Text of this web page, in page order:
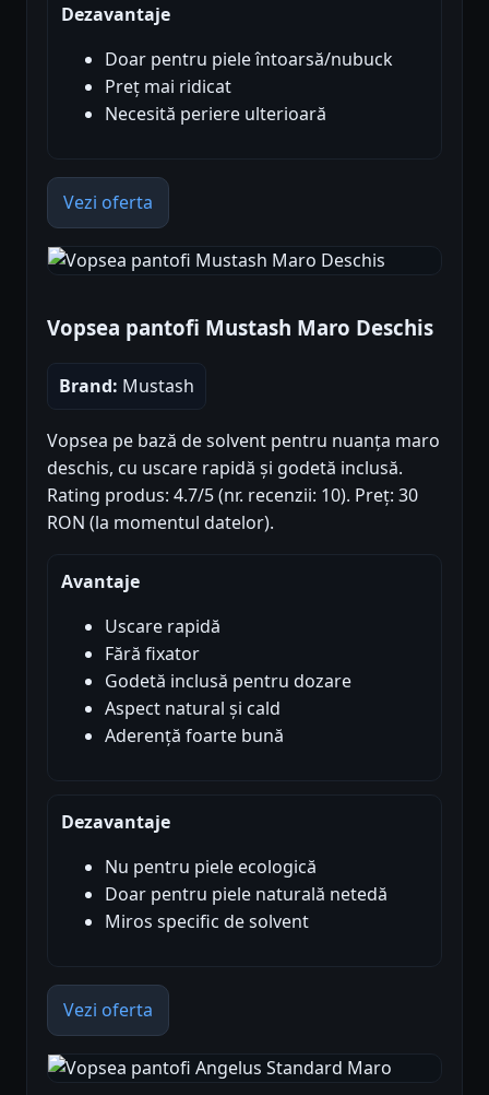
Dezavantaje
Doar pentru piele întoarsă/nubuck
Preț mai ridicat
Necesită periere ulterioară
Vezi oferta
Vopsea pantofi Mustash Maro Deschis
Brand: Mustash
Vopsea pe bază de solvent pentru nuanța maro
deschis, cu uscare rapidă și godetă inclusă.
Rating produs: 4.7/5 (nr. recenzii: 10). Preț: 30
RON (la momentul datelor).
Avantaje
Uscare rapidă
Fără fixator
Godetă inclusă pentru dozare
Aspect natural și cald
Aderență foarte bună
Dezavantaje
Nu pentru piele ecologică
Doar pentru piele naturală netedă
Miros specific de solvent
Vezi oferta